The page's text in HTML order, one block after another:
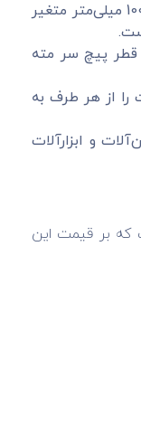
این پیچ سطح مسطح دارد و معمولاً درون کار قرار می‌گیرد. این پیچ با ضخامت 3.5 تا 4.8 میلی‌متر تولید می‌شود و اندازه طول آن نیز از 12 تا 100 میلی‌متر متغیر
قطر پیچ سر مته
را از هر طرف به
و ابزارآلات
که بر قیمت این